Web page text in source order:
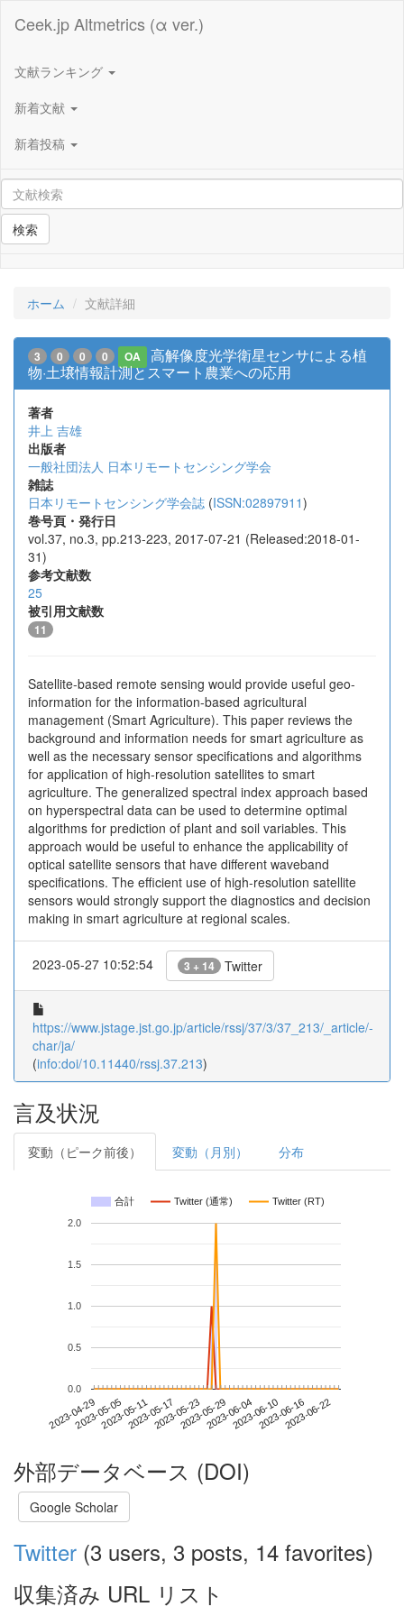
Ceek.jp Altmetrics (α ver.)
文献ランキング
新着文献
新着投稿
検索
ホーム 文献詳細
3 0 0 0 OA
高解像度光学衛星センサによる植
物·土壌情報計測とスマート農業への応用
著者
井上 吉雄
出版者
一般社団法人 日本リモートセンシング学会
雑誌
日本リモートセンシング学会誌 (ISSN:02897911)
巻号頁・発行日
vol.37, no.3, pp.213-223, 2017-07-21 (Released:2018-01-
31)
参考文献数
25
被引用文献数
11
Satellite-based remote sensing would provide useful geo-
information for the information-based agricultural
management (Smart Agriculture). This paper reviews the
background and information needs for smart agriculture as
well as the necessary sensor specifications and algorithms
for application of high-resolution satellites to smart
agriculture. The generalized spectral index approach based
on hyperspectral data can be used to determine optimal
algorithms for prediction of plant and soil variables. This
approach would be useful to enhance the applicability of
optical satellite sensors that have different waveband
specifications. The efficient use of high-resolution satellite
sensors would strongly support the diagnostics and decision
making in smart agriculture at regional scales.
2023-05-27 10:52:54 3 + 14 Twitter
https://www.jstage.jst.go.jp/article/rssj/37/3/37_213/_article/-
char/ja/
(info:doi/10.11440/rssj.37.213)
言及状況
変動（ピーク前後） 変動（月別） 分布
合計 Twitter (通常) Twitter (RT)
2023-04-292023-05-052023-05-112023-05-172023-05-232023-05-292023-06-042023-06-102023-06-162023-06-22
0.0
0.5
1.0
1.5
2.0
外部データベース (DOI)
Google Scholar
Twitter (3 users, 3 posts, 14 favorites)
収集済み URL リスト